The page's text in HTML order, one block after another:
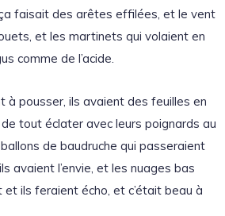
faisait des arêtes effilées, et le vent
et les martinets qui volaient en
comme de l’acide.
à pousser, ils avaient des feuilles en
de tout éclater avec leurs poignards au
de baudruche qui passeraient
avaient l’envie, et les nuages bas
ils feraient écho, et c’était beau à